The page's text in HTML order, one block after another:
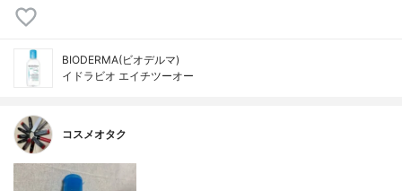
BIODERMA(ビオデルマ)
イドラビオ エイチツーオー
コスメオタク